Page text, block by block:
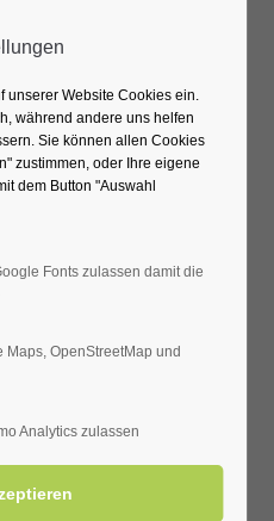
(versch.
unserer Website Cookies ein.
während andere uns helfen
Sie können allen Cookies
zustimmen, oder Ihre eigene
dem Button "Auswahl
Fonts zulassen damit die
OpenStreetMap und
Analytics zulassen